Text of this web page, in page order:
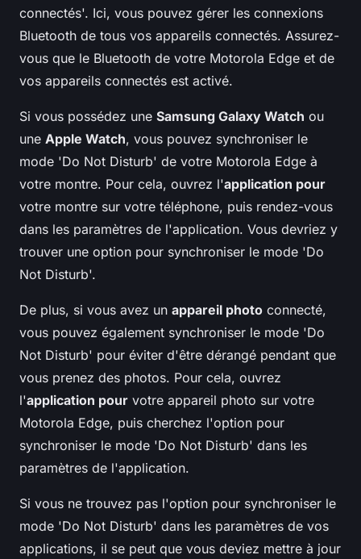
connectés'. Ici, vous pouvez gérer les connexions
Bluetooth de tous vos appareils connectés. Assurez-
vous que le Bluetooth de votre Motorola Edge et de
vos appareils connectés est activé.
Si vous possédez une Samsung Galaxy Watch ou
une Apple Watch, vous pouvez synchroniser le
mode 'Do Not Disturb' de votre Motorola Edge à
votre montre. Pour cela, ouvrez l'application pour
votre montre sur votre téléphone, puis rendez-vous
dans les paramètres de l'application. Vous devriez y
trouver une option pour synchroniser le mode 'Do
Not Disturb'.
De plus, si vous avez un appareil photo connecté,
vous pouvez également synchroniser le mode 'Do
Not Disturb' pour éviter d'être dérangé pendant que
vous prenez des photos. Pour cela, ouvrez
l'application pour votre appareil photo sur votre
Motorola Edge, puis cherchez l'option pour
synchroniser le mode 'Do Not Disturb' dans les
paramètres de l'application.
Si vous ne trouvez pas l'option pour synchroniser le
mode 'Do Not Disturb' dans les paramètres de vos
applications, il se peut que vous deviez mettre à jour